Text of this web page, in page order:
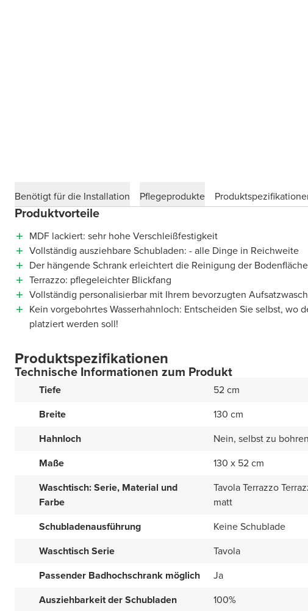
Benötigt für die Installation
Pflegeprodukte
Produktvorteile
MDF lackiert: sehr hohe Verschleißfestigkeit
Vollständig ausziehbare Schubladen: - alle Dinge in Reichweite
Der hängende Schrank erleichtert die Reinigung der
Terrazzo: pflegeleichter Blickfang
Vollständig personalisierbar mit Ihrem bevorzugten
Kein vorgebohrtes Wasserhahnloch: Entscheiden Sie selbst, wo
platziert werden soll!
Produktspezifikationen
Technische Informationen zum Produkt
Tiefe
52 cm
Breite
130 cm
Hahnloch
Nein, selbst zu bohren
Maße
130 x 52 cm
Waschtisch: Serie, Material und
Farbe
Tavola Terrazzo
matt
Schubladenausführung
Keine Schublade
Waschtisch Serie
Tavola
Passender Badhochschrank möglich
Ja
Ausziehbarkeit der Schubladen
100%